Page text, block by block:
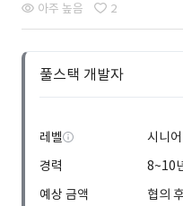
아주 높음 2
풀스택 개발자
레벨
시니어
경력
8~10
예상 금액
협의